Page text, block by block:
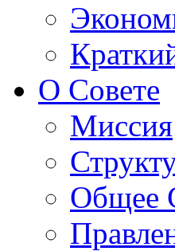
О Совете
Миссия
Общее